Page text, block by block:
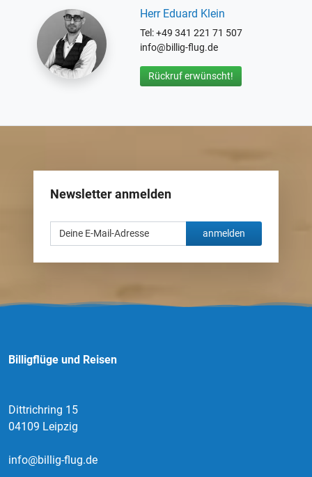
Herr Eduard Klein
Tel: +49 341 221 71 507
info@billig-flug.de
Rückruf erwünscht!
Newsletter anmelden
anmelden
Billigflüge und Reisen
Dittrichring 15
04109 Leipzig
info@billig-flug.de